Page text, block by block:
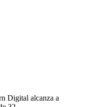
Digital alcanza a